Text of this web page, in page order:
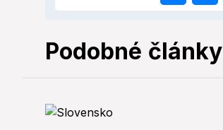
Podobné články